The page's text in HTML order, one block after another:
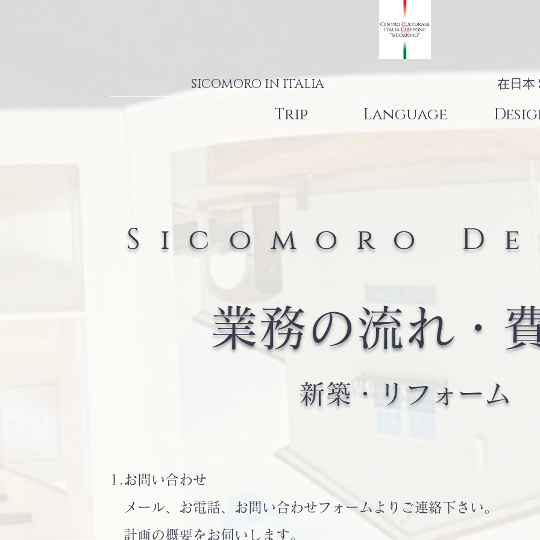
SICOMORO IN ITALIA 在日本
Trip Language
Sicomoro
業務の流れ・
​新築・リフォーム
1.お問い合わせ
メール、お電話、お問い合わせフォームよりご連絡下さい。
計画の概要をお伺いします。